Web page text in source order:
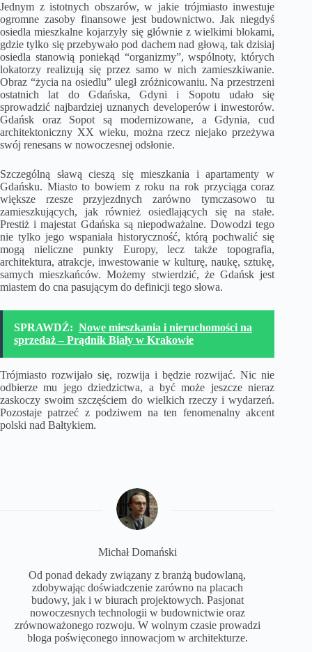
Jednym z istotnych obszarów, w jakie trójmiasto inwestuje
ogromne zasoby finansowe jest budownictwo. Jak niegdyś
osiedla mieszkalne kojarzyły się głównie z wielkimi blokami,
gdzie tylko się przebywało pod dachem nad głową, tak dzisiaj
osiedla stanowią poniekąd “organizmy”, wspólnoty, których
lokatorzy realizują się przez samo w nich zamieszkiwanie.
Obraz “życia na osiedlu” uległ zróżnicowaniu. Na przestrzeni
ostatnich lat do Gdańska, Gdyni i Sopotu udało się
sprowadzić najbardziej uznanych developerów i inwestorów.
Gdańsk oraz Sopot są modernizowane, a Gdynia, cud
architektoniczny XX wieku, można rzecz niejako przeżywa
swój renesans w nowoczesnej odsłonie.
Szczególną sławą cieszą się mieszkania i apartamenty w
Gdańsku. Miasto to bowiem z roku na rok przyciąga coraz
większe rzesze przyjezdnych zarówno tymczasowo tu
zamieszkujących, jak również osiedlających się na stałe.
Prestiż i majestat Gdańska są niepodważalne. Dowodzi tego
nie tylko jego wspaniała historyczność, którą pochwalić się
mogą nieliczne punkty Europy, lecz także topografia,
architektura, atrakcje, inwestowanie w kulturę, naukę, sztukę,
samych mieszkańców. Możemy stwierdzić, że Gdańsk jest
miastem do cna pasującym do definicji tego słowa.
SPRAWDŹ: Nowe mieszkania i nieruchomości na
sprzedaż – Prądnik Biały w Krakowie
Trójmiasto rozwijało się, rozwija i będzie rozwijać. Nic nie
odbierze mu jego dziedzictwa, a być może jeszcze nieraz
zaskoczy swoim szczęściem do wielkich rzeczy i wydarzeń.
Pozostaje patrzeć z podziwem na ten fenomenalny akcent
polski nad Bałtykiem.
Michał Domański
Od ponad dekady związany z branżą budowlaną,
zdobywając doświadczenie zarówno na placach
budowy, jak i w biurach projektowych. Pasjonat
nowoczesnych technologii w budownictwie oraz
zrównoważonego rozwoju. W wolnym czasie prowadzi
bloga poświęconego innowacjom w architekturze.